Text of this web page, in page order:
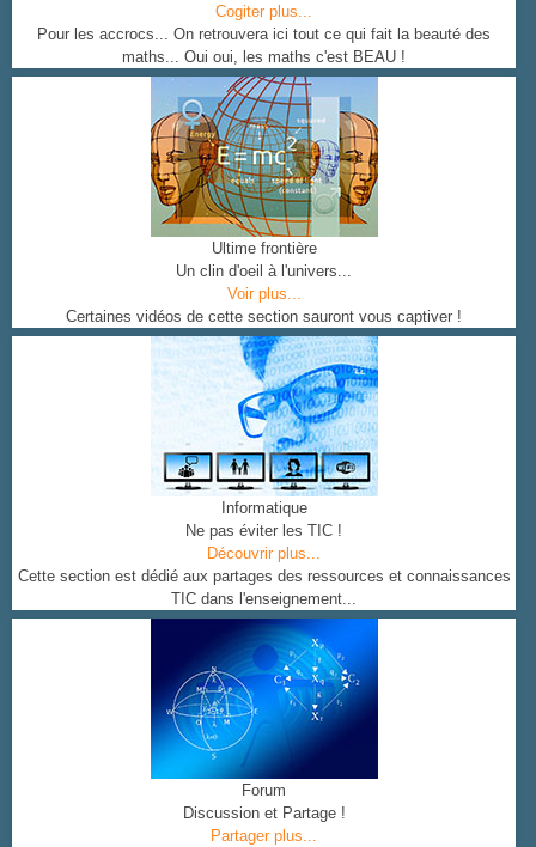
Cogiter plus...
Pour les accrocs... On retrouvera ici tout ce qui fait la beauté des
maths... Oui oui, les maths c'est BEAU !
Ultime frontière
Un clin d'oeil à l'univers...
Voir plus...
Certaines vidéos de cette section sauront vous captiver !
Informatique
Ne pas éviter les TIC !
Découvrir plus...
Cette section est dédié aux partages des ressources et connaissances
TIC dans l'enseignement...
Forum
Discussion et Partage !
Partager plus...